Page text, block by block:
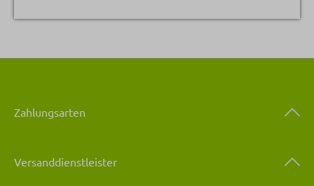
Zahlungsarten
Versanddienstleister